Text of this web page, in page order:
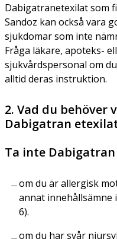
Dabigatranetexilat som
Sandoz kan också vara
sjukdomar som inte
Fråga läkare, apoteks-
sjukvårdspersonal om
alltid deras instruktion.
2. Vad du behöver
Dabigatran
Ta inte
om du är allergisk
annat innehållsämne
6).
om du har svår